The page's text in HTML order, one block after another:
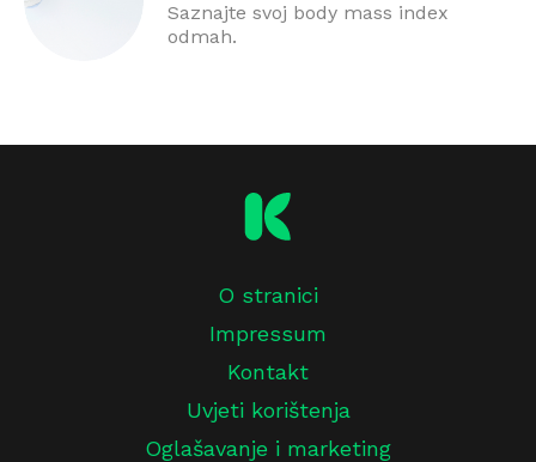
Saznajte svoj body mass index
odmah.
O stranici
Impressum
Kontakt
Uvjeti korištenja
Oglašavanje i marketing